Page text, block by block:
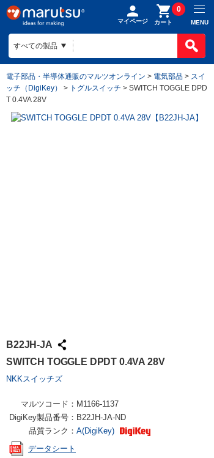
マイページ カート
0
MENU
電子部品・半導体通販のマルツオンライン > 電気部品 > スイ
ッチ（DigiKey）
> トグルスイッチ > SWITCH TOGGLE DPD
T 0.4VA 28V
B22JH-JA
SWITCH TOGGLE DPDT 0.4VA 28V
NKKスイッチズ
マルツコード： M1166-1137
DigiKey製品番号： B22JH-JA-ND
品質ランク： A(DigiKey)
データシート